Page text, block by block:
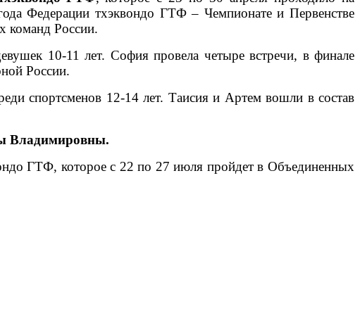
Федерации тхэквондо ГТФ – Чемпионате и Первенстве
команд России.
10-11 лет. София провела четыре встречи, в финале
России.
спортсменов 12-14 лет. Таисия и Артем вошли в состав
Владимировны.
ГТФ, которое с 22 по 27 июля пройдет в Объединенных